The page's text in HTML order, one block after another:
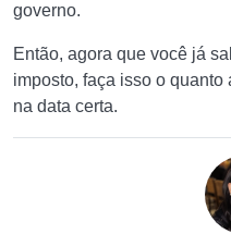
governo.
Então, agora que você já
imposto, faça isso o
na data certa.